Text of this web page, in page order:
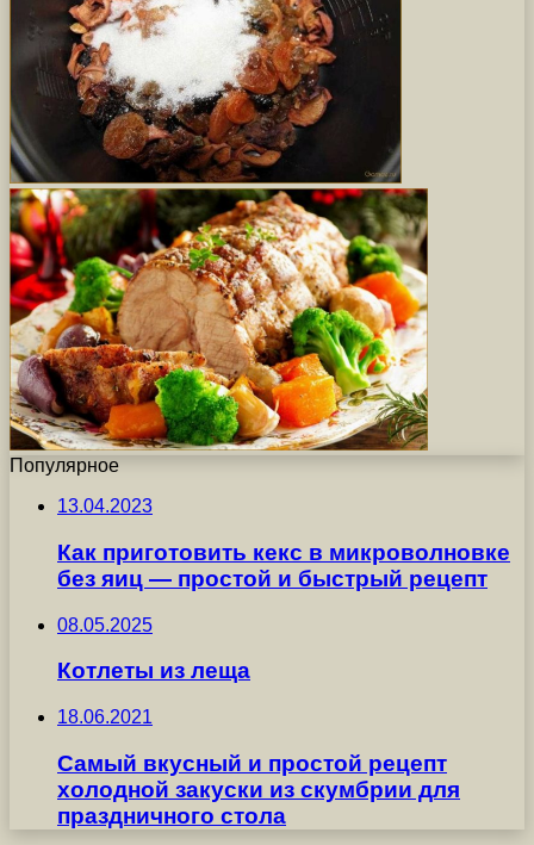
Популярное
13.04.2023
Как приготовить кекс в микроволновке
без яиц — простой и быстрый рецепт
08.05.2025
Котлеты из леща
18.06.2021
Самый вкусный и простой рецепт
холодной закуски из скумбрии для
праздничного стола